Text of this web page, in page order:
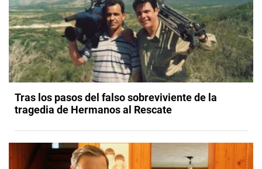
Tras los pasos del falso sobreviviente de la
tragedia de Hermanos al Rescate